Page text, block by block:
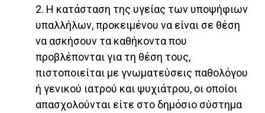
2. Η κατάσταση της υγείας των υποψήφιων
υπαλλήλων, προκειμένου να είναι σε θέση
να ασκήσουν τα καθήκοντα που
προβλέπονται για τη θέση τους,
πιστοποιείται με γνωματεύσεις παθολόγου
ή γενικού ιατρού και ψυχιάτρου, οι οποίοι
απασχολούνται είτε στο δημόσιο σύστημα